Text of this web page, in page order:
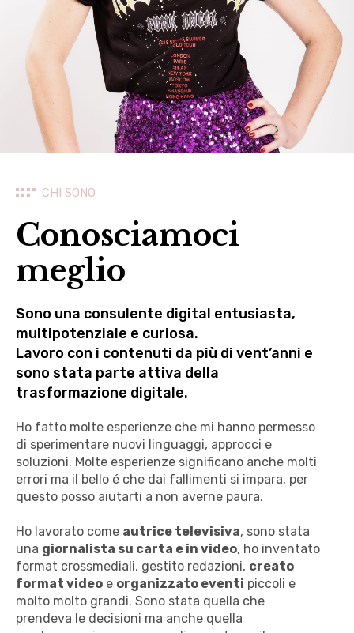
CHI SONO
Conosciamoci
meglio
Sono una consulente digital entusiasta,
multipotenziale e curiosa.
Lavoro con i contenuti da più di vent’anni e
sono stata parte attiva della
trasformazione digitale.
Ho fatto molte esperienze che mi hanno permesso
di sperimentare nuovi linguaggi, approcci e
soluzioni. Molte esperienze significano anche molti
errori ma il bello é che dai fallimenti si impara, per
questo posso aiutarti a non averne paura.
Ho lavorato come autrice televisiva, sono stata
una giornalista su carta e in video, ho inventato
format crossmediali, gestito redazioni, creato
format video e organizzato eventi piccoli e
molto molto grandi. Sono stata quella che
prendeva le decisioni ma anche quella